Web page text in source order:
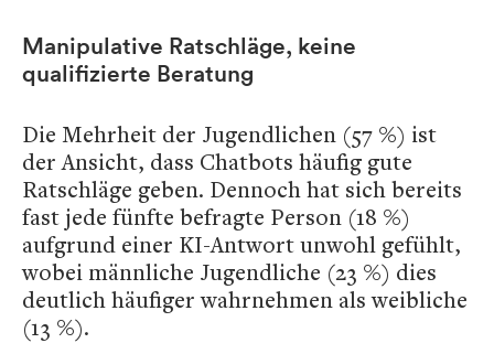
Manipulative Ratschläge, keine
qualifizierte Beratung
Die Mehrheit der Jugendlichen (57 %) ist
der Ansicht, dass Chatbots häufig gute
Ratschläge geben. Dennoch hat sich bereits
fast jede fünfte befragte Person (18 %)
aufgrund einer KI-Antwort unwohl gefühlt,
wobei männliche Jugendliche (23 %) dies
deutlich häufiger wahrnehmen als weibliche
(13 %).